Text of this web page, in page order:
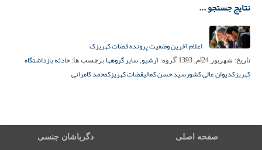
نتایج جستجو ...
اعلام آخرین وضعیت پرونده قضات کهریزک
تاریخ: شهریور 24ام, 1393 گروه: آرشیو, سایر گروهها برچسب ها: حادثه بازداشتگاه
کهریزکدیوان عالی کشورسید حسن کمالیقضات کهریزکمحمد کامرانی
صفحه اصلی دگرباشان جنسی